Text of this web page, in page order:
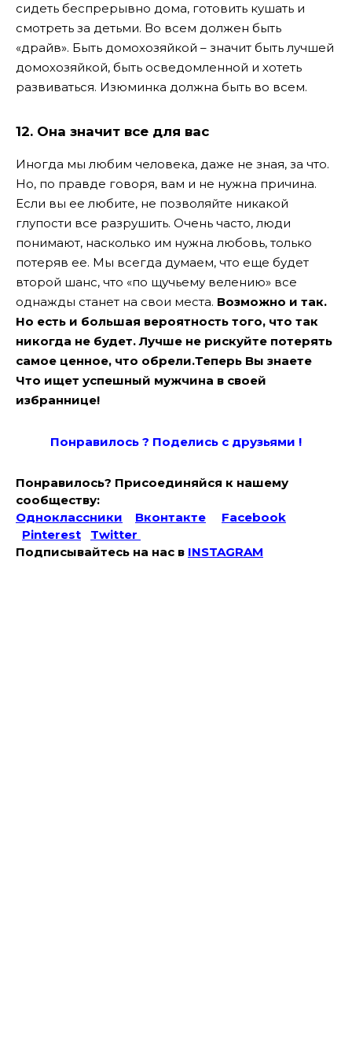
сидеть беспрерывно дома, готовить кушать и
смотреть за детьми. Во всем должен быть
«драйв». Быть домохозяйкой – значит быть лучшей
домохозяйкой, быть осведомленной и хотеть
развиваться. Изюминка должна быть во всем.
12. Она значит все для вас
Иногда мы любим человека, даже не зная, за что.
Но, по правде говоря, вам и не нужна причина.
Если вы ее любите, не позволяйте никакой
глупости все разрушить. Очень часто, люди
понимают, насколько им нужна любовь, только
потеряв ее. Мы всегда думаем, что еще будет
второй шанс, что «по щучьему велению» все
однажды станет на свои места. Возможно и так.
Но есть и большая вероятность того, что так
никогда не будет. Лучше не рискуйте потерять
самое ценное, что обрели.Теперь Вы знаете
Что ищет успешный мужчина в своей
избраннице!
Понравилось ? Поделись с друзьями !
Понравилось? Присоединяйся к нашему
сообществу:
Одноклассники
Вконтакте
Facebook
Pinterest
Twitter
Подписывайтесь на наc в INSTAGRAM